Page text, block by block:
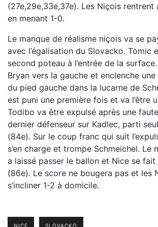
(27e,29e,33e,37e). Les Niçois rentrent
en menant 1-0.
Le manque de réalisme niçois va se
avec l’égalisation du Slovacko. Tomic
second poteau à l’entrée de la
Bryan vers la gauche et enclenche
du pied gauche dans la lucarne de
est puni une première fois et va l’être
Todibo va être expulsé après une
dernier défenseur sur Kadlec, parti
(84e). Sur le coup franc qui suit
s’en charge et trompe Schmeichel. Le
a laissé passer le ballon et Nice se fait
(86e). Le score ne bougera pas et les
s’incliner 1-2 à domicile.
NICE SLOVACKO